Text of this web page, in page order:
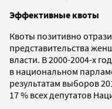
Эффективные квоты
Квоты позитивно
представительства
власти. В 2000-2004-х
в национальном
результатам выборов
17 % всех депутатов